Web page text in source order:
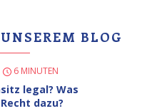
BLOG
6 MINUTEN
legal? Was
dazu?